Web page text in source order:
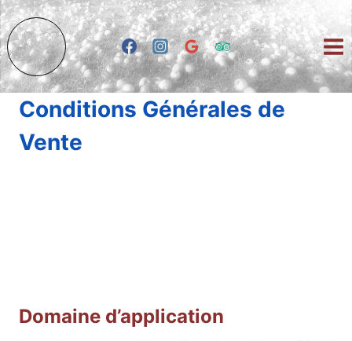
Aller
au
contenu
Conditions Générales de
Vente
Domaine d’application